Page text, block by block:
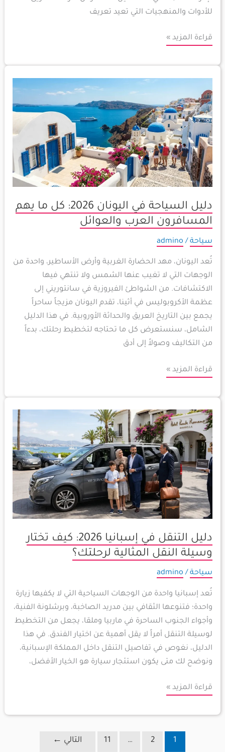
للأدوات والمنهجيات التي تعيد تعريف
قراءة المزيد »
دليل السياحة في اليونان 2026: كل ما يهم
المسافرون العرب والعوائل
سياحة /
admino
تُعد اليونان، مهد الحضارة الغربية وأرض الأساطير، واحدة من
الوجهات التي لا تغيب عنها الشمس ولا تنتهي فيها
الاكتشافات. من الشواطئ الفيروزية في سانتوريني إلى
عظمة الأكروبوليس في أثينا، تقدم اليونان مزيجاً ساحراً
يجمع بين التاريخ العريق والحداثة الأوروبية. في هذا الدليل
الشامل، سنستعرض كل ما تحتاجه لتخطيط رحلتك، بدءاً
من التكاليف وصولاً إلى أدق
السياحة
في
اليونان
2026:
كل
ما
يهم
العرب
والعوائل
قراءة المزيد »
دليل التنقل في إسبانيا 2026: كيف تختار
وسيلة النقل المثالية لرحلتك؟
سياحة /
admino
تُعد إسبانيا واحدة من الوجهات السياحية التي لا يكفيها زيارة
واحدة؛ فتنوعها الثقافي بين مدريد الصاخبة، وبرشلونة الفنية،
وأجواء الجنوب الساحرة في ماربيا وملقا، يجعل من التخطيط
لوسيلة التنقل أمراً لا يقل أهمية عن اختيار الفندق. في هذا
الدليل، نغوص في تفاصيل التنقل داخل المملكة الإسبانية،
ونوضح لك متى يكون استئجار سيارة هو الخيار الأفضل،
دليل
التنقل
في
إسبانيا
2026:
كيف
تختار
وسيلة
المثالية
لرحلتك؟
قراءة المزيد »
1
2
…
11 التالي ←